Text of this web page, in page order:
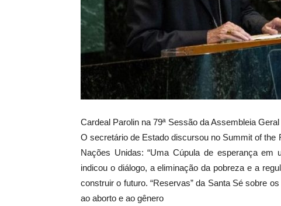
Cardeal Parolin na 79ª Sessão da Assembleia
O secretário de Estado discursou no Summit of the
Nações Unidas: “Uma Cúpula de esperança em
indicou o diálogo, a eliminação da pobreza e a
construir o futuro. “Reservas” da Santa Sé sobre
ao aborto e ao gênero